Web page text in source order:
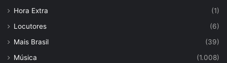
Hora Extra
(1)
Locutores
(6)
Mais Brasil
(39)
Música
(1.008)